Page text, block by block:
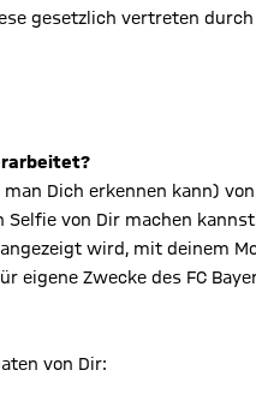
gesetzlich vertreten
Dich erkennen kann)
von Dir machen
wird, mit deinem
Zwecke des FC
von Dir: